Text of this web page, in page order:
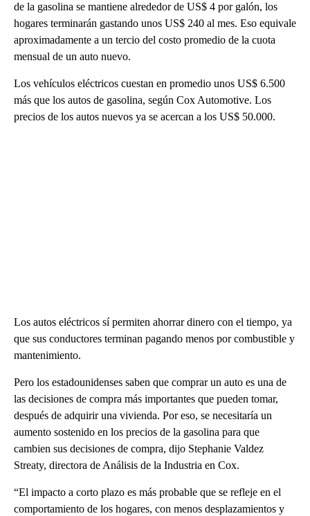
de la gasolina se mantiene alrededor de US$ 4 por galón, los
hogares terminarán gastando unos US$ 240 al mes. Eso equivale
aproximadamente a un tercio del costo promedio de la cuota
mensual de un auto nuevo.
Los vehículos eléctricos cuestan en promedio unos US$ 6.500
más que los autos de gasolina, según Cox Automotive. Los
precios de los autos nuevos ya se acercan a los US$ 50.000.
Los autos eléctricos sí permiten ahorrar dinero con el tiempo, ya
que sus conductores terminan pagando menos por combustible y
mantenimiento.
Pero los estadounidenses saben que comprar un auto es una de
las decisiones de compra más importantes que pueden tomar,
después de adquirir una vivienda. Por eso, se necesitaría un
aumento sostenido en los precios de la gasolina para que
cambien sus decisiones de compra, dijo Stephanie Valdez
Streaty, directora de Análisis de la Industria en Cox.
“El impacto a corto plazo es más probable que se refleje en el
comportamiento de los hogares, con menos desplazamientos y